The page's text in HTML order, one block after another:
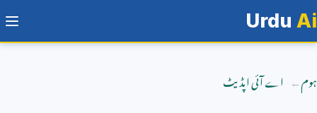
Urdu Ai
ہوم اے آئی اپڈیٹ